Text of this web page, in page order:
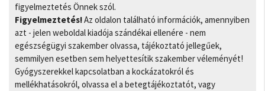
figyelmeztetés Önnek szól.
Figyelmeztetés!Az oldalon található információk, amennyiben
azt - jelen weboldal kiadója szándékai ellenére - nem
egészségügyi szakember olvassa, tájékoztató jellegűek,
semmilyen esetben sem helyettesítik szakember véleményét!
Gyógyszerekkel kapcsolatban a kockázatokról és
mellékhatásokról, olvassa el a betegtájékoztatót, vagy